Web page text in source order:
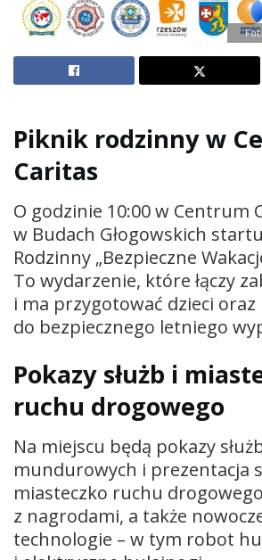
Piknik rodzinny w
Caritas
O godzinie 10:00 w Centrum
w Budach Głogowskich
Rodzinny „Bezpieczne
To wydarzenie, które łączy
i ma przygotować dzieci oraz
do bezpiecznego letniego
Pokazy służb i
ruchu drogowego
Na miejscu będą pokazy
mundurowych i prezentacja
miasteczko ruchu
z nagrodami, a także
technologie – w tym robot